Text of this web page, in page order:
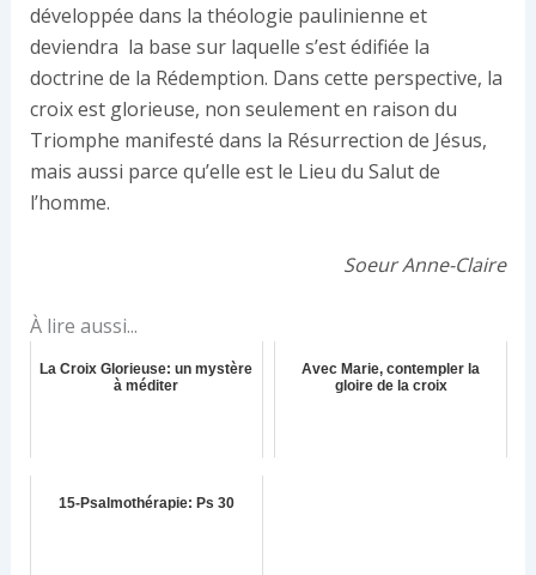
développée dans la théologie paulinienne et
deviendra la base sur laquelle s’est édifiée la
doctrine de la Rédemption. Dans cette perspective, la
croix est glorieuse, non seulement en raison du
Triomphe manifesté dans la Résurrection de Jésus,
mais aussi parce qu’elle est le Lieu du Salut de
l’homme.
Soeur Anne-Claire
À lire aussi...
La Croix Glorieuse: un mystère
à méditer
Avec Marie, contempler la
gloire de la croix
15-Psalmothérapie: Ps 30